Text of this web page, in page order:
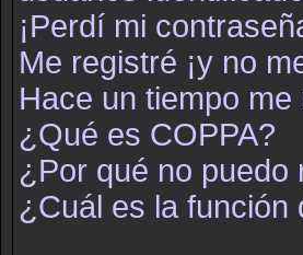
¡Perdí mi
Me registré ¡y no
Hace un tiempo
¿Qué es COPPA?
¿Por qué no puedo
¿Cuál es la función